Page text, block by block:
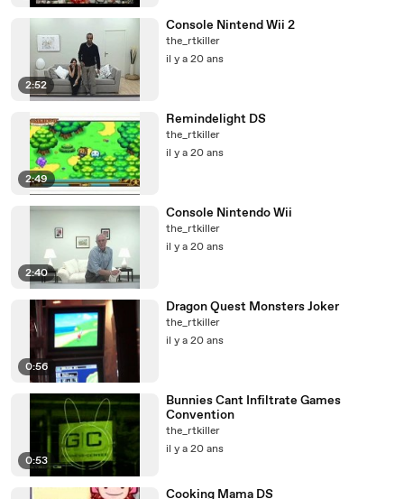
2:52
Console Nintend Wii 2
the_rtkiller
il y a 20 ans
2:49
Remindelight DS
the_rtkiller
il y a 20 ans
2:40
Console Nintendo Wii
the_rtkiller
il y a 20 ans
0:56
Dragon Quest Monsters Joker
the_rtkiller
il y a 20 ans
0:53
Bunnies Cant Infiltrate Games
Convention
the_rtkiller
il y a 20 ans
Cooking Mama DS